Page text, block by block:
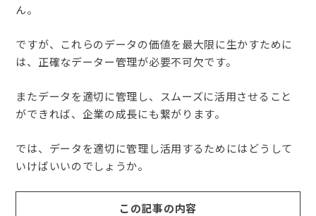
ん。
ですが、これらのデータの価値を最大限に生かすために
は、正確なデーター管理が必要不可欠です。
またデータを適切に管理し、スムーズに活用させること
ができれば、企業の成長にも繋がります。
では、データを適切に管理し活用するためにはどうして
いけばいいのでしょうか。
この記事の内容